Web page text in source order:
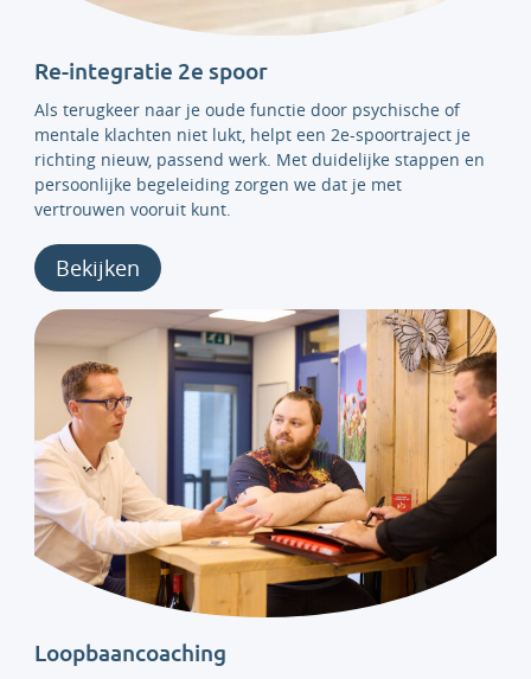
Re-integratie 2e spoor
Als terugkeer naar je oude functie door psychische of
mentale klachten niet lukt, helpt een 2e-spoortraject je
richting nieuw, passend werk. Met duidelijke stappen en
persoonlijke begeleiding zorgen we dat je met
vertrouwen vooruit kunt.
Bekijken
Loopbaancoaching